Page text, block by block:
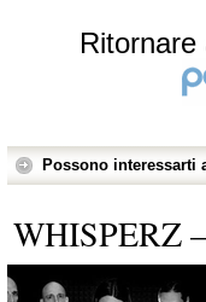
Ritornare
Possono interessarti
WHISPERZ